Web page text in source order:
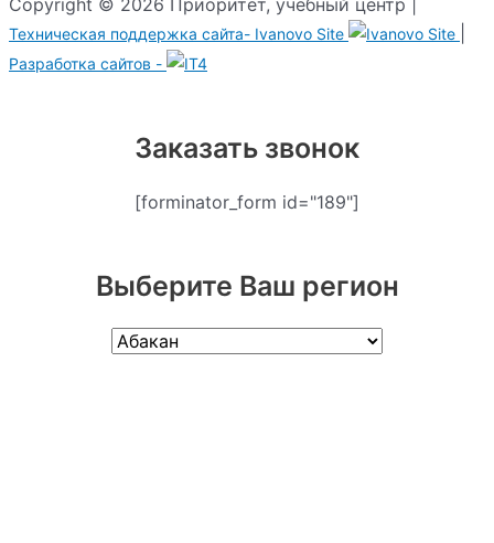
Техническая поддержка сайта- Ivanovo Site
Разработка сайтов -
Заказать звонок
[forminator_form id="189"]
Выберите Ваш регион